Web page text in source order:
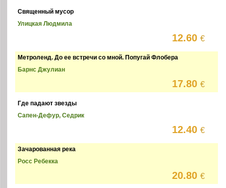
Священный мусор
Улицкая Людмила
12.60€
Метроленд. До ее встречи со мной. Попугай Флобера
Барнс Джулиан
17.80€
Где падают звезды
Сапен-Дефур, Седрик
12.40€
Зачарованная река
Росс Ребекка
20.80€